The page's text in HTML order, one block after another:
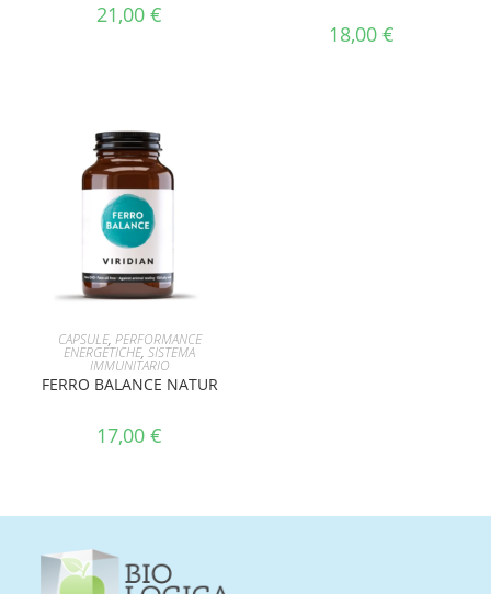
21,00€
18,00 €
AGGIUNGI AL CARRELLO
CAPSULE, PERFORMANCE
ENERGETICHE,SISTEMA
IMMUNITARIO
FERRO BALANCE NATUR
17,00€